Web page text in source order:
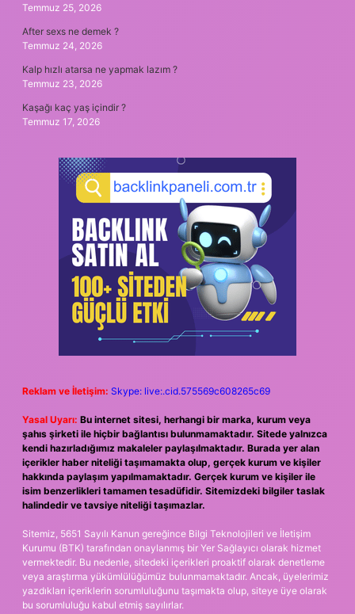
Temmuz 25, 2026
After sexs ne demek ?
Temmuz 24, 2026
Kalp hızlı atarsa ne yapmak lazım ?
Temmuz 23, 2026
Kaşağı kaç yaş içindir ?
Temmuz 17, 2026
Reklam ve İletişim: Skype: live:.cid.575569c608265c69
Yasal Uyarı: Bu internet sitesi, herhangi bir marka, kurum veya
şahıs şirketi ile hiçbir bağlantısı bulunmamaktadır. Sitede yalnızca
kendi hazırladığımız makaleler paylaşılmaktadır. Burada yer alan
içerikler haber niteliği taşımamakta olup, gerçek kurum ve kişiler
hakkında paylaşım yapılmamaktadır. Gerçek kurum ve kişiler ile
isim benzerlikleri tamamen tesadüfidir. Sitemizdeki bilgiler taslak
halindedir ve tavsiye niteliği taşımazlar.
Sitemiz, 5651 Sayılı Kanun gereğince Bilgi Teknolojileri ve İletişim
Kurumu (BTK) tarafından onaylanmış bir Yer Sağlayıcı olarak hizmet
vermektedir. Bu nedenle, sitedeki içerikleri proaktif olarak denetleme
veya araştırma yükümlülüğümüz bulunmamaktadır. Ancak, üyelerimiz
yazdıkları içeriklerin sorumluluğunu taşımakta olup, siteye üye olarak
bu sorumluluğu kabul etmiş sayılırlar.